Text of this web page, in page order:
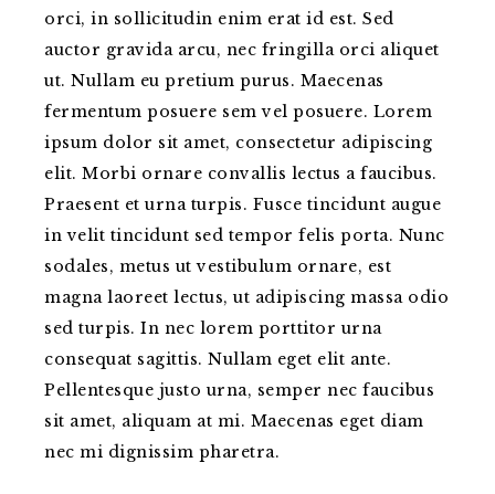
orci, in sollicitudin enim erat id est. Sed
auctor gravida arcu, nec fringilla orci aliquet
ut. Nullam eu pretium purus. Maecenas
fermentum posuere sem vel posuere. Lorem
ipsum dolor sit amet, consectetur adipiscing
elit. Morbi ornare convallis lectus a faucibus.
Praesent et urna turpis. Fusce tincidunt augue
in velit tincidunt sed tempor felis porta. Nunc
sodales, metus ut vestibulum ornare, est
magna laoreet lectus, ut adipiscing massa odio
sed turpis. In nec lorem porttitor urna
consequat sagittis. Nullam eget elit ante.
Pellentesque justo urna, semper nec faucibus
sit amet, aliquam at mi. Maecenas eget diam
nec mi dignissim pharetra.